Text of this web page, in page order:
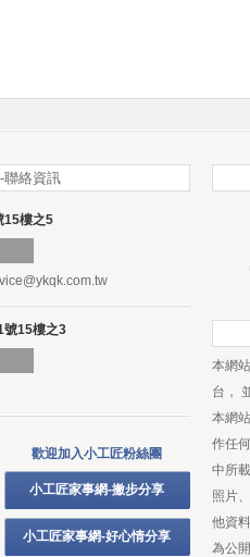
聯絡資訊
15樓之5
號15樓之3
歡迎加入小工匠粉絲團
小工匠家事網-撇步分享
小工匠家事網-好心情分享
本網
台，
本網
作任
中所
照片
他資
為公